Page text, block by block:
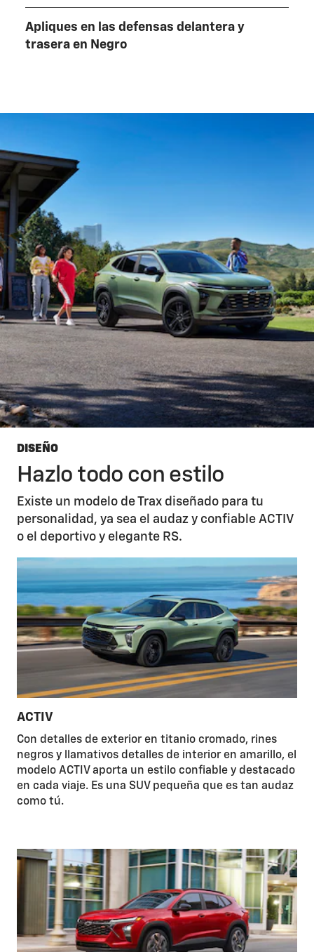
Apliques en las defensas delantera y
trasera en Negro
DISEÑO
Hazlo todo con estilo
Existe un modelo de Trax diseñado para tu
personalidad, ya sea el audaz y confiable ACTIV
o el deportivo y elegante RS.
ACTIV
Con detalles de exterior en titanio cromado, rines
negros y llamativos detalles de interior en amarillo, el
modelo ACTIV aporta un estilo confiable y destacado
en cada viaje. Es una SUV pequeña que es tan audaz
como tú.